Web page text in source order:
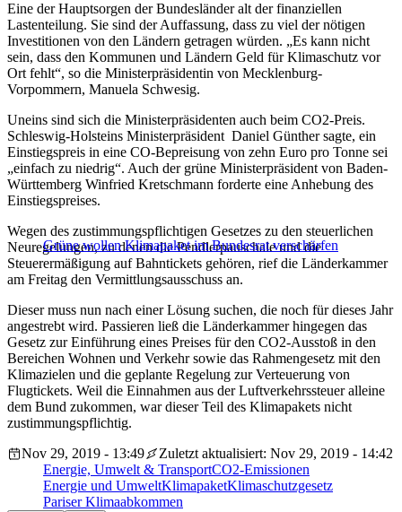
Eine der Hauptsorgen der Bundesländer alt der finanziellen
Lastenteilung. Sie sind der Auffassung, dass zu viel der nötigen
Investitionen von den Ländern getragen würden. „Es kann nicht
sein, dass den Kommunen und Ländern Geld für Klimaschutz vor
Ort fehlt“, so die Ministerpräsidentin von Mecklenburg-
Vorpommern, Manuela Schwesig.
Uneins sind sich die Ministerpräsidenten auch beim CO2-Preis.
Schleswig-Holsteins Ministerpräsident Daniel Günther sagte, ein
Einstiegspreis in eine CO-Bepreisung von zehn Euro pro Tonne sei
„einfach zu niedrig“. Auch der grüne Ministerpräsident von Baden-
Württemberg Winfried Kretschmann forderte eine Anhebung des
Einstiegspreises.
Grüne wollen Klimapaket im Bundesrat verschärfen
Wegen des zustimmungspflichtigen Gesetzes zu den steuerlichen
Neuregelungen, zu denen die Pendlerpauschale und die
Steuerermäßigung auf Bahntickets gehören, rief die Länderkammer
am Freitag den Vermittlungsausschuss an.
Dieser muss nun nach einer Lösung suchen, die noch für dieses Jahr
angestrebt wird. Passieren ließ die Länderkammer hingegen das
Gesetz zur Einführung eines Preises für den CO2-Ausstoß in den
Bereichen Wohnen und Verkehr sowie das Rahmengesetz mit den
Klimazielen und die geplante Regelung zur Verteuerung von
Flugtickets. Weil die Einnahmen aus der Luftverkehrssteuer alleine
dem Bund zukommen, war dieser Teil des Klimapakets nicht
zustimmungspflichtig.
Nov 29, 2019 - 13:49
Zuletzt aktualisiert: Nov 29, 2019 - 14:42
Energie, Umwelt & TransportCO2-Emissionen
Energie und UmweltKlimapaketKlimaschutzgesetz
Pariser Klimaabkommen